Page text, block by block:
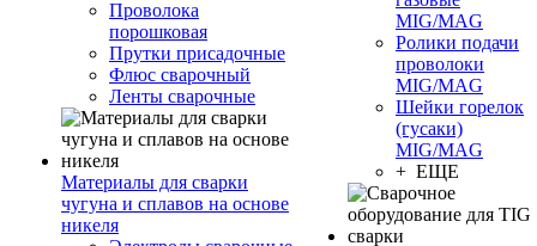
Проволока
порошковая
Прутки присадочные
Флюс сварочный
Ленты сварочные
Материалы для сварки
чугуна и сплавов на основе
никеля
MIG/MAG
Ролики подачи
проволоки
MIG/MAG
Шейки горелок
(гусаки)
MIG/MAG
+ ЕЩЕ